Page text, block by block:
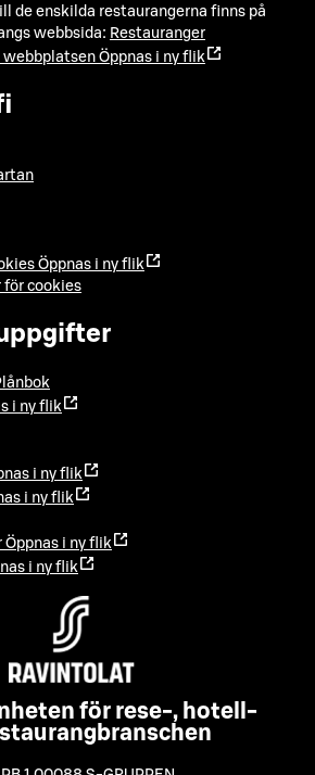
de enskilda restaurangerna finns på
webbsida: Restauranger
webbplatsen Öppnas i ny flik
Öppnas i ny flik
för cookies
i ny flik
i ny flik
i ny flik
Öppnas i ny flik
i ny flik
för rese-, hotell-